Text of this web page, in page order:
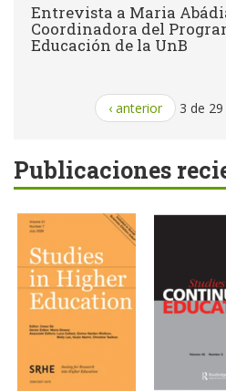
Entrevista a Maria
Coordinadora del
Educación de la UnB
‹ anterior 3 de 29
Publicaciones